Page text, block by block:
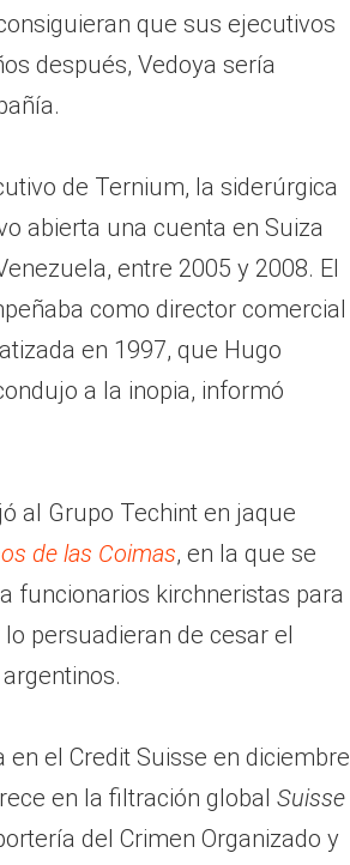
que sus ejecutivos
después, Vedoya sería
de Ternium, la siderúrgica
abierta una cuenta en Suiza
entre 2005 y 2008. El
como director comercial
en 1997, que Hugo
a la inopia, informó
al Grupo Techint en jaque
de las Coimas, en la que se
funcionarios kirchneristas para
persuadieran de cesar el
el Credit Suisse en diciembre
en la filtración global Suisse
del Crimen Organizado y